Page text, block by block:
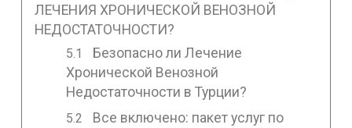
ЛЕЧЕНИЯ ХРОНИЧЕСКОЙ ВЕНОЗНОЙ
НЕДОСТАТОЧНОСТИ?
Безопасно ли Лечение
Хронической Венозной
Недостаточности в Турции?
Все включено: пакет услуг по